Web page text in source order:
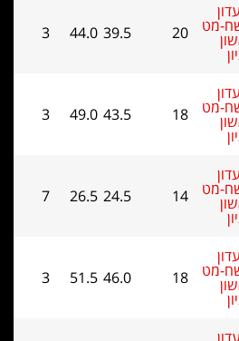
20
44.0
3
18
49.0
3
14
26.5
7
18
51.5
3